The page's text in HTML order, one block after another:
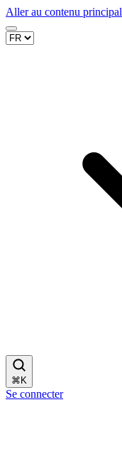
Aller au contenu principal
⌘ K
Se connecter